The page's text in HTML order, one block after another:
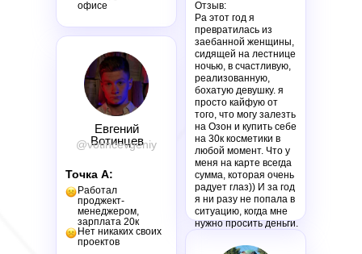
Точка А:
Отзыв:
Pа этот год я
превратилась из
заебанной женщины,
сидящей на лестнице
ночью, в счастливую,
реализованную,
бохатую девушку. я
просто кайфую от
того, что могу залезть
на Озон и купить себе
на 30к косметики в
любой момент. Что у
меня на карте всегда
сумма, которая очень
радует глаз)) И за год
я ни разу не попала в
ситуацию, когда мне
нужно просить деньги.
Работал
проджект-
менеджером,
зарплата 20к
Евгений
Вотинцев
@votincevgeniy
офисе
Нет никаких своих
проектов